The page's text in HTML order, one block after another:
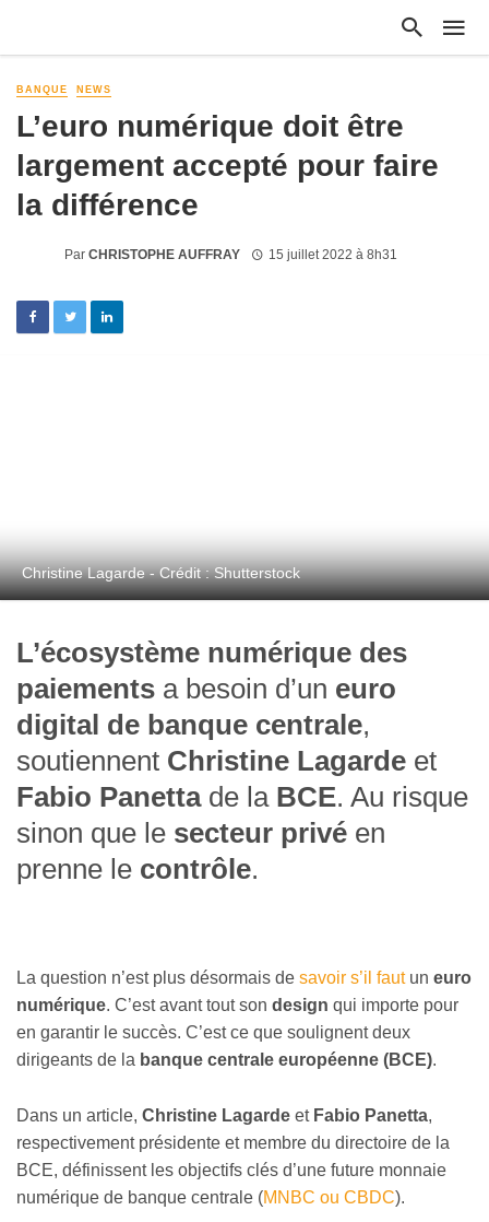
BANQUE NEWS
L’euro numérique doit être
largement accepté pour faire
la différence
Par CHRISTOPHE AUFFRAY 15 juillet 2022 à 8h31
Christine Lagarde - Crédit : Shutterstock
L’écosystème numérique des
paiements a besoin d’un euro
digital de banque centrale,
soutiennent Christine Lagarde et
Fabio Panettade la BCE. Au risque
sinon que le secteur privé en
prenne le contrôle.
La question n’est plus désormais de savoir s’il fautun euro
numérique. C’est avant tout son design qui importe pour
en garantir le succès. C’est ce que soulignent deux
dirigeants de la banque centrale européenne (BCE).
Dans un article, Christine Lagarde et Fabio Panetta,
respectivement présidente et membre du directoire de la
BCE, définissent les objectifs clés d’une future monnaie
numérique de banque centrale (MNBC ou CBDC).